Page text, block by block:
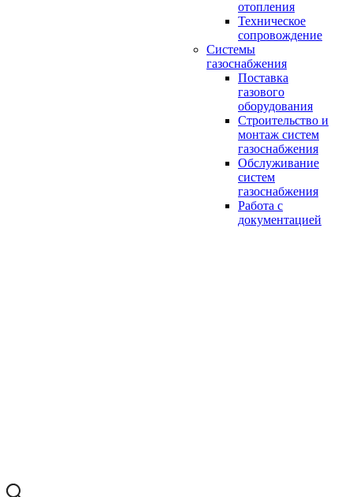
отопления
Техническое
сопровождение
Системы
газоснабжения
Поставка
газового
оборудования
Строительство и
монтаж систем
газоснабжения
Обслуживание
систем
газоснабжения
Работа с
документацией